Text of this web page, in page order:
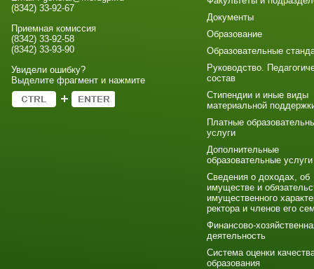
(8342) 33-92-67
Приемная комиссия
(8342) 33-92-58
(8342) 33-93-90
Увидели ошибку?
Выделите фрагмент и нажмите
Документы
Образование
Образовательные
Руководство.
состав
Стипендии и иные виды
материальной
Платные
услуги
Дополнительные
образовательные услуги
Сведения о доходах, об
имуществе и
имущественного
ректора и членов его
Финансово-
деятельность
Система оценки
образования